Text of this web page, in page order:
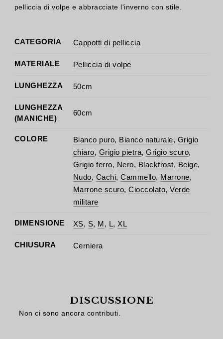
pelliccia di volpe e abbracciate l'inverno con stile.
CATEGORIA Cappotti di pelliccia
MATERIALE Pelliccia di volpe
LUNGHEZZA 50cm
LUNGHEZZA
(MANICHE)
60cm
COLORE Bianco puro, Bianco naturale, Grigio
chiaro, Grigio pietra, Grigio scuro,
Grigio ferro, Nero, Blackfrost, Beige,
Nudo, Cachi, Cammello, Marrone,
Marrone scuro, Cioccolato, Verde
militare
DIMENSIONE XS, S, M , L, XL
CHIUSURA Cerniera
DISCUSSIONE
Non ci sono ancora contributi.